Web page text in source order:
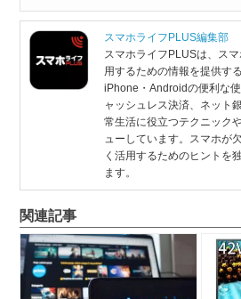
スマホライフPLUS編集部
スマホライフPLUSは、ス
用するための情報を提供す
iPhone・Androidの便利な
ャッシュレス決済、ネット
常生活に役立つテクニック
ューしています。スマホが
く活用するためのヒントを
ます。
関連記事